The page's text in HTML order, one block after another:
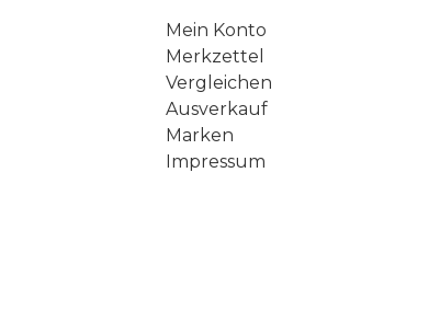
Mein Konto
Merkzettel
Vergleichen
Ausverkauf
Marken
Impressum